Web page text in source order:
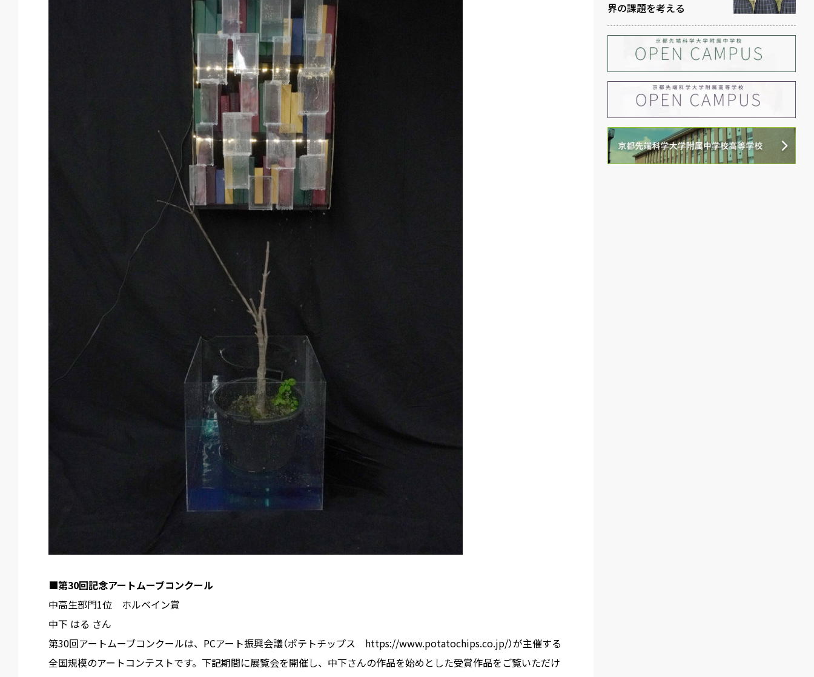
■第30回記念アートムーブコンクール
中高生部門1位 ホルベイン賞
中下 はる さん
第30回アートムーブコンクールは、PCアート振興会議（ポテトチップス https://www.potatochips.co.jp/）が主催する
全国規模のアートコンテストです。下記期間に展覧会を開催し、中下さんの作品を始めとした受賞作品をご覧いただけ
界の課題を考える